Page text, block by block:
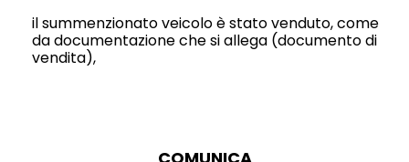
il summenzionato veicolo è stato venduto, come
da documentazione che si allega (documento di
vendita),